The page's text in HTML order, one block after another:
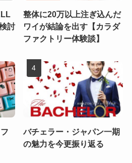
討
整体に20万以上注ぎ込んだ
ワイが結論を出す【カラダ
ファクトリー体験談】
バチェラー・ジャパン一期
の魅力を今更振り返る